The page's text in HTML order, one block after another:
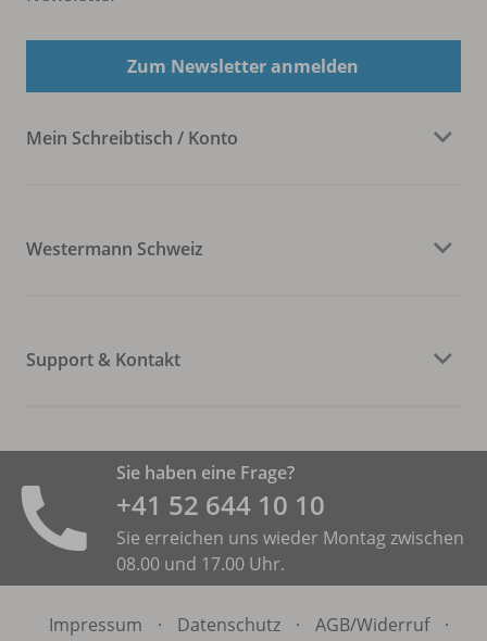
Zum Newsletter anmelden
Mein Schreibtisch / Konto
Westermann Schweiz
Support & Kontakt
Sie haben eine Frage?
+41 52 644 10 10
Sie erreichen uns wieder Montag zwischen
08.00 und 17.00 Uhr.
Impressum · Datenschutz · AGB/Widerruf
·